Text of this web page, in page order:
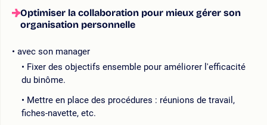
Optimiser la collaboration pour mieux gérer son
organisation personnelle
avec son manager
Fixer des objectifs ensemble pour améliorer l'efficacité
du binôme.
Mettre en place des procédures : réunions de travail,
fiches-navette, etc.